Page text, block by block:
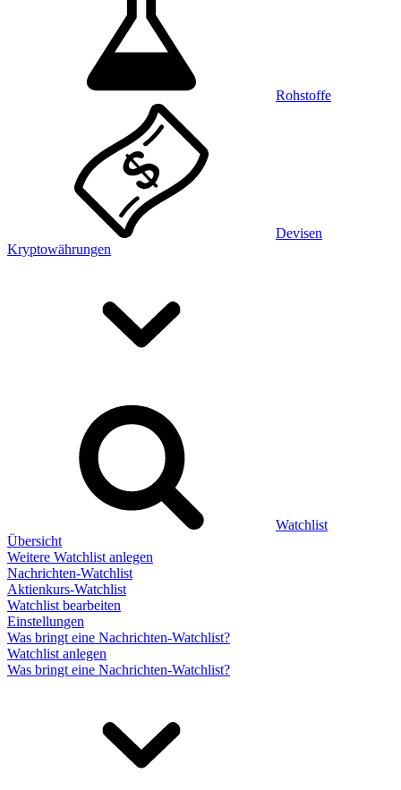
Rohstoffe
Devisen
Kryptowährungen
Watchlist
Übersicht
Weitere Watchlist anlegen
Nachrichten-Watchlist
Aktienkurs-Watchlist
Watchlist bearbeiten
Einstellungen
Was bringt eine Nachrichten-Watchlist?
Watchlist anlegen
Was bringt eine Nachrichten-Watchlist?